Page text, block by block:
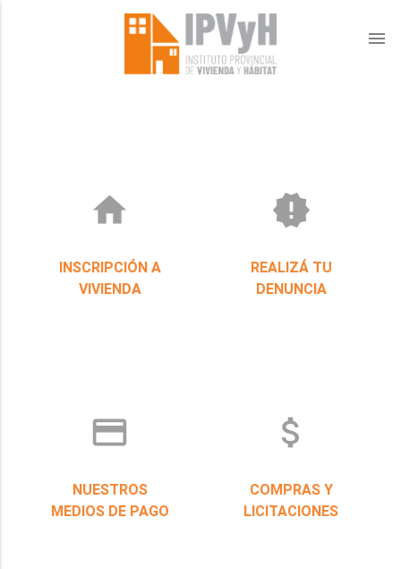
menu
home
INSCRIPCIÓN A
VIVIENDA
new_releases
REALIZÁ TU
DENUNCIA
credit_card
NUESTROS
MEDIOS DE PAGO
attach_money
COMPRAS Y
LICITACIONES